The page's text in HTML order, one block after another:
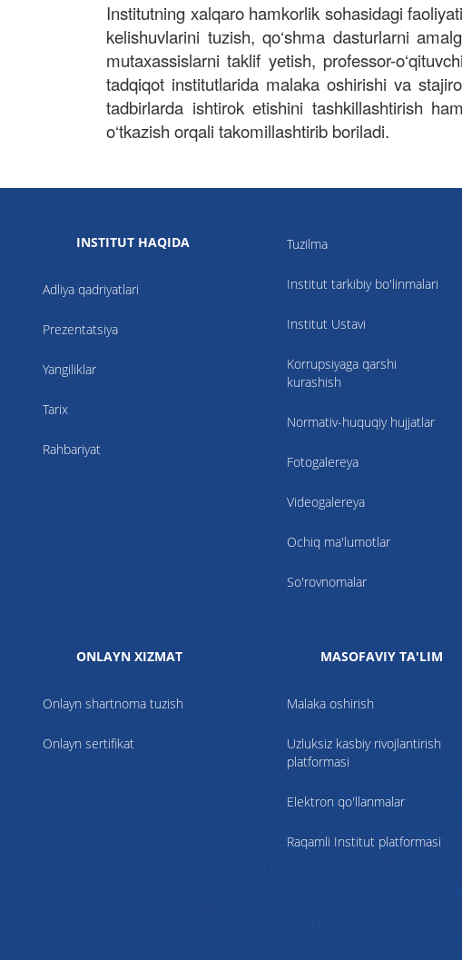
Institutning xalqaro hamkorlik sohasidagi
kelishuvlarini tuzish, qo‘shma dasturlarni
mutaxassislarni taklif yetish, professor-
tadqiqot institutlarida malaka oshirishi va
tadbirlarda ishtirok etishini tashkillashtirish
o‘tkazish orqali takomillashtirib boriladi.
INSTITUT HAQIDA
Adliya qadriyatlari
Prezentatsiya
Yangiliklar
Tarix
Rahbariyat
Tuzilma
Institut tarkibiy bo'linmalari
Institut Ustavi
Korrupsiyaga qarshi
kurashish
Normativ-huquqiy hujjatlar
Fotogalereya
Videogalereya
Ochiq ma'lumotlar
So'rovnomalar
ONLAYN XIZMAT
Onlayn shartnoma tuzish
Onlayn sertifikat
MASOFAVIY TA'LIM
Malaka oshirish
Uzluksiz kasbiy rivojlantirish
platformasi
Elektron qo'llanmalar
Raqamli Institut platformasi